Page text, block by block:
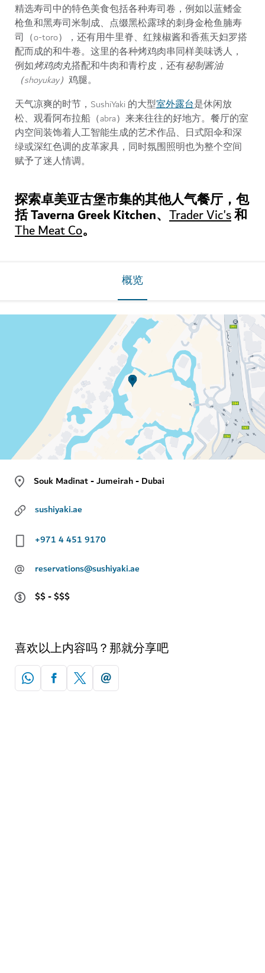
精选寿司中的特色美食包括各种寿司卷，例如以蓝鳍金
枪鱼和黑寿司米制成、点缀黑松露球的刺身金枪鱼腩寿
司（o-toro），还有用牛里脊、红辣椒酱和香蕉天妇罗搭
配而成的和牛卷。这里的各种烤鸡肉串同样美味诱人，
例如烤鸡肉丸搭配和牛肉和青柠皮，还有秘制酱油
（shoyukay） 鸡腿。
天气凉爽的时节，SushiYaki 的大型室外露台是休闲放
松、观看阿布拉船（abra）来来往往的好地方。餐厅的室
内空间装饰着人工智能生成的艺术作品、日式阳伞和深
绿或深红色调的皮革家具，同时氛围照明也为整个空间
赋予了迷人情调。
探索卓美亚古堡市集的其他人气餐厅，包
括 Taverna Greek Kitchen、 Trader Vic's和
The Meat Co。
概览
Souk Madinat - Jumeirah - Dubai
sushiyaki.ae
+971 4 451 9170
@
reservations@sushiyaki.ae
$$ - $$$
喜欢以上内容吗？那就分享吧